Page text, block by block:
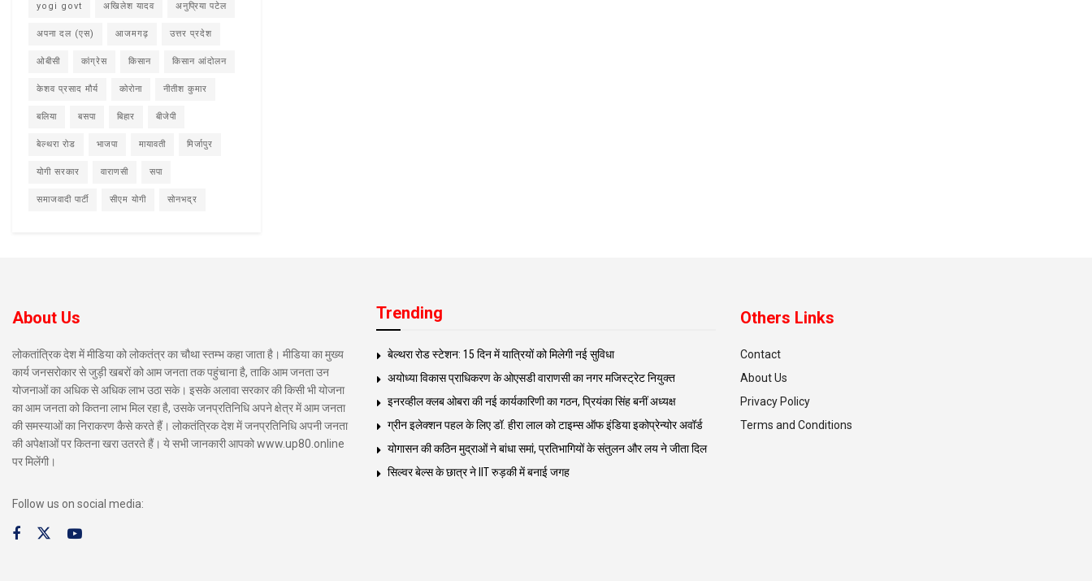
yogi govt अखिलेश यादव अनुप्रिया पटेल
अपना दल (एस) आजमगढ़ उत्तर प्रदेश
ओबीसी कांग्रेस किसान किसान आंदोलन
केशव प्रसाद मौर्य कोरोना नीतीश कुमार
बलिया बसपा बिहार बीजेपी
बेल्थरा रोड भाजपा मायावती मिर्जापुर
योगी सरकार वाराणसी सपा
समाजवादी पार्टी सीएम योगी सोनभद्र
About Us
लोकतांत्रिक देश में मीडिया को लोकतंत्र का चौथा स्तम्भ कहा जाता है। मीडिया का मुख्य
कार्य जनसरोकार से जुड़ी खबरों को आम जनता तक पहुंचाना है, ताकि आम जनता उन
योजनाओं का अधिक से अधिक लाभ उठा सके। इसके अलावा सरकार की किसी भी योजना
का आम जनता को कितना लाभ मिल रहा है, उसके जनप्रतिनिधि अपने क्षेत्र में आम जनता
की समस्याओं का निराकरण कैसे करते हैं। लोकतंत्रिक देश में जनप्रतिनिधि अपनी जनता
की अपेक्षाओं पर कितना खरा उतरते हैं। ये सभी जानकारी आपको www.up80.online
पर मिलेंगी।
Follow us on social media:
Trending
बेल्थरा रोड स्टेशन: 15 दिन में यात्रियों को मिलेगी नई सुविधा
अयोध्या विकास प्राधिकरण के ओएसडी वाराणसी का नगर मजिस्ट्रेट नियुक्त
इनरव्हील क्लब ओबरा की नई कार्यकारिणी का गठन, प्रियंका सिंह बनीं अध्यक्ष
ग्रीन इलेक्शन पहल के लिए डॉ. हीरा लाल को टाइम्स ऑफ इंडिया इकोप्रेन्योर अवॉर्ड
योगासन की कठिन मुद्राओं ने बांधा समां, प्रतिभागियों के संतुलन और लय ने जीता दिल
सिल्वर बेल्स के छात्र ने IIT रुड़की में बनाई जगह
Others Links
Contact
About Us
Privacy Policy
Terms and Conditions